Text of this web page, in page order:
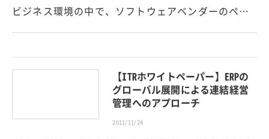
ビジネス環境の中で、ソフトウェアベンダーのペ…
【ITRホワイトペーパー】ERPの
グローバル展開による連結経営
管理へのアプローチ
2011/11/24